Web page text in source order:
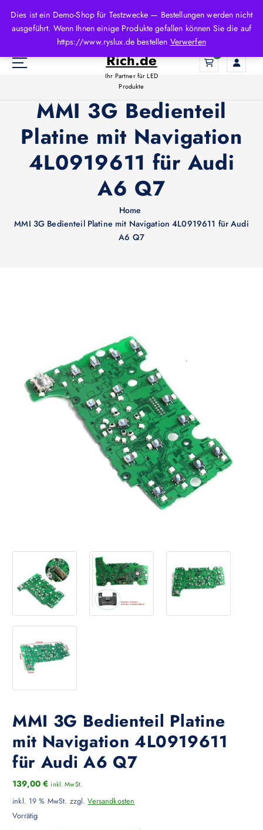
Dies ist ein Demo-Shop für Testzwecke — Bestellungen werden nicht
ausgeführt. Wenn Ihnen einige Produkte gefallen können Sie die auf
https://www.ryslux.de bestellen Verwerfen
n
LED-
Rich.de
Ihr Partner für LED
Produkte
MMI 3G Bedienteil
Platine mit Navigation
4L0919611 für Audi
A6 Q7
Home
MMI 3G Bedienteil Platine mit Navigation 4L0919611 für Audi
A6 Q7
MMI 3G Bedienteil Platine
mit Navigation 4L0919611
für Audi A6 Q7
139,00€ inkl. MwSt.
inkl. 19 % MwSt. zzgl.Versandkosten
Vorrätig